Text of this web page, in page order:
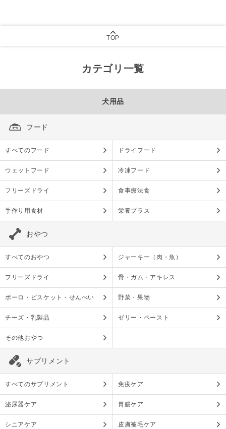
TOP
カテゴリ一覧
犬用品
フード
すべてのフード ドライフード
ウェットフード 冷凍フード
フリーズドライ 食事療法食
手作り用食材 栄養プラス
おやつ
すべてのおやつ ジャーキー（肉・魚）
フリーズドライ 骨・ガム・アキレス
ボーロ・ビスケット・せんべい 野菜・果物
チーズ・乳製品 ゼリー・ペースト
その他おやつ
サプリメント
すべてのサプリメント 免疫ケア
泌尿器ケア 胃腸ケア
シニアケア 皮膚被毛ケア